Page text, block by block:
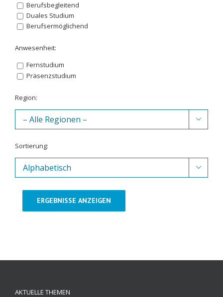
Berufsbegleitend
Duales Studium
Berufsermöglichend
Anwesenheit:
Fernstudium
Präsenzstudium
Region:

Sortierung:

ERGEBNISSE ANZEIGEN
AKTUELLE THEMEN